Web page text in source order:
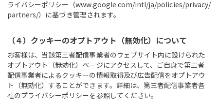
ライバシーポリシー（www.google.com/intl/ja/policies/privacy/
partners/）に基づき管理されます。
（４）クッキーのオプトアウト（無効化）について
お客様は、当該第三者配信事業者のウェブサイト内に設けられた
オプトアウト（無効化）ページにアクセスして、ご自身で第三者
配信事業者によるクッキーの情報取得及び広告配信をオプトアウ
ト（無効化）することができます。詳細は、第三者配信事業者各
社のプライバシーポリシーを参照してください。